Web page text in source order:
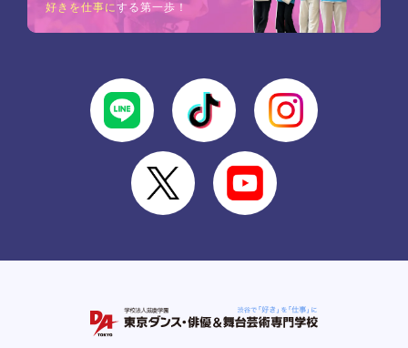
好きを仕事にする第一歩！